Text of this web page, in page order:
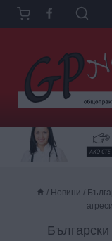
Към
съдържанието
/ Новини /